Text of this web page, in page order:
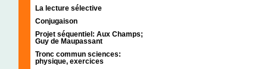
La lecture sélective
Conjugaison
Projet séquentiel: Aux Champs;
Guy de Maupassant
Tronc commun sciences:
physique, exercices